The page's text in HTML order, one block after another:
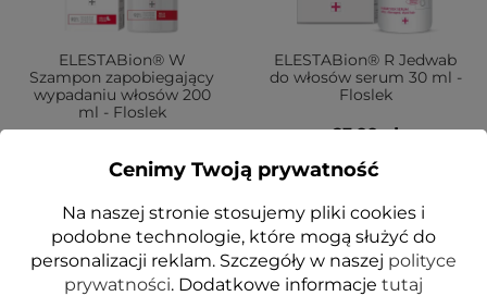
ELESTABion® W
Szampon zapobiegający
wypadaniu włosów 200
ml - Floslek
ELESTABion® R Jedwab
do włosów serum 30 ml -
Floslek
23,99 zł
Cenimy Twoją prywatność
Na naszej stronie stosujemy pliki cookies i
podobne technologie, które mogą służyć do
personalizacji reklam. Szczegóły w naszej polityce
prywatności. Dodatkowe informacje tutaj